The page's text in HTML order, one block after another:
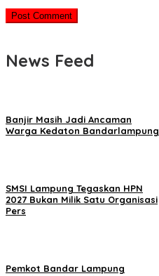
News Feed
Banjir Masih Jadi Ancaman
Warga Kedaton Bandarlampung
SMSI Lampung Tegaskan HPN
2027 Bukan Milik Satu Organisasi
Pers
Pemkot Bandar Lampung